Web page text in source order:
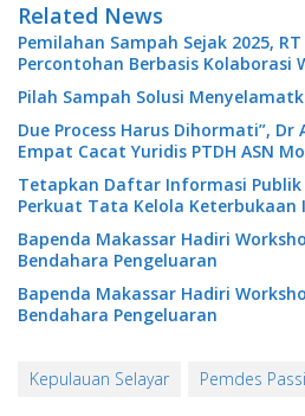
Related News
Pemilahan Sampah Sejak 2025,
Percontohan Berbasis Kolaborasi
Pilah Sampah Solusi
Due Process Harus Dihormati”, Dr
Empat Cacat Yuridis PTDH ASN
Tetapkan Daftar Informasi Publik
Perkuat Tata Kelola Keterbukaan
Bapenda Makassar Hadiri
Bendahara Pengeluaran
Bapenda Makassar Hadiri
Bendahara Pengeluaran
Kepulauan Selayar Pemdes